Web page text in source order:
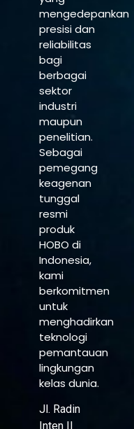
mengedepankan
presisi dan
reliabilitas
bagi
berbagai
sektor
industri
maupun
penelitian.
Sebagai
pemegang
keagenan
tunggal
resmi
produk
HOBO di
Indonesia,
kami
berkomitmen
untuk
menghadirkan
teknologi
pemantauan
lingkungan
kelas dunia.
Jl. Radin
Inten II